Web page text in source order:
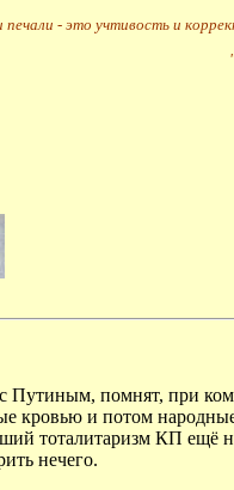
- это учтивость и
Путиным, помнят, при ком
кровью и потом
тоталитаризм КП ещё
нечего.